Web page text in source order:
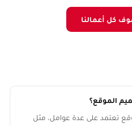
كل أعمالنا
الموقع؟
تعتمد على عدة عوامل، مثل